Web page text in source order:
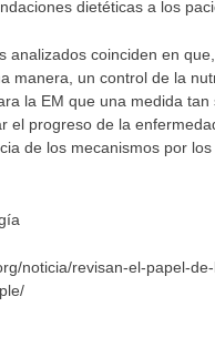
dietéticas a los
analizados coinciden en que,
manera, un control de la
la EM que una medida
el progreso de la
de los mecanismos por
noticia/revisan-el-papel-